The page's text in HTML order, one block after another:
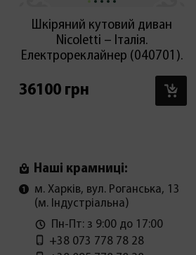
Шкіряний кутовий диван
Nicoletti – Італія.
Електрореклайнер (040701).
36100 грн
Наші крамниці:
м. Харків, вул. Роганська, 13
(м. Індустріальна)
Пн-Пт: з 9:00 до 17:00
+38 073 778 78 28